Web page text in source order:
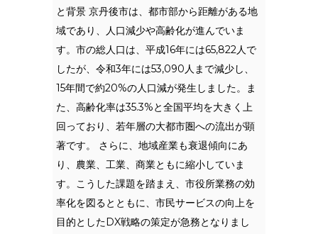
と背景 京丹後市は、都市部から距離がある地
域であり、人口減少や高齢化が進んでいま
す。市の総人口は、平成16年には65,822人で
したが、令和3年には53,090人まで減少し、
15年間で約20%の人口減が発生しました。ま
た、高齢化率は35.3%と全国平均を大きく上
回っており、若年層の大都市圏への流出が顕
著です。 さらに、地域産業も衰退傾向にあ
り、農業、工業、商業ともに縮小していま
す。こうした課題を踏まえ、市役所業務の効
率化を図るとともに、市民サービスの向上を
目的としたDX戦略の策定が急務となりまし